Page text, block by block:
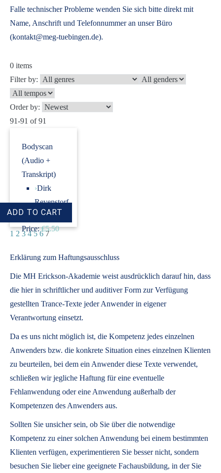
Falle technischer Probleme wenden Sie sich bitte direkt mit
Name, Anschrift und Telefonnummer an unser Büro
(kontakt@meg-tuebingen.de).
0 items
Filter by:
Order by:
91-91 of 91
Bodyscan
(Audio +
Transkript)
›Dirk
Revenstorf
Price: €5.50
1 2 3 4 5 6 7
Erklärung zum Haftungsausschluss
Die MH Erickson-Akademie weist ausdrücklich darauf hin, dass
die hier in schriftlicher und auditiver Form zur Verfügung
gestellten Trance-Texte jeder Anwender in eigener
Verantwortung einsetzt.
Da es uns nicht möglich ist, die Kompetenz jedes einzelnen
Anwenders bzw. die konkrete Situation eines einzelnen Klienten
zu beurteilen, bei dem ein Anwender diese Texte verwendet,
schließen wir jegliche Haftung für eine eventuelle
Fehlanwendung oder eine Anwendung außerhalb der
Kompetenzen des Anwenders aus.
Sollten Sie unsicher sein, ob Sie über die notwendige
Kompetenz zu einer solchen Anwendung bei einem bestimmten
Klienten verfügen, experimentieren Sie besser nicht, sondern
besuchen Sie lieber eine geeignete Fachausbildung, in der Sie